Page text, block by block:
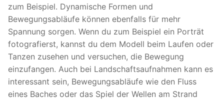
zum Beispiel. Dynamische Formen und
Bewegungsabläufe können ebenfalls für mehr
Spannung sorgen. Wenn du zum Beispiel ein Porträt
fotografierst, kannst du dem Modell beim Laufen oder
Tanzen zusehen und versuchen, die Bewegung
einzufangen. Auch bei Landschaftsaufnahmen kann es
interessant sein, Bewegungsabläufe wie den Fluss
eines Baches oder das Spiel der Wellen am Strand